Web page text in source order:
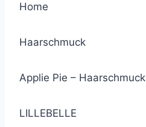
Home
Haarschmuck
Applie Pie – Haarschmuck
LILLEBELLE